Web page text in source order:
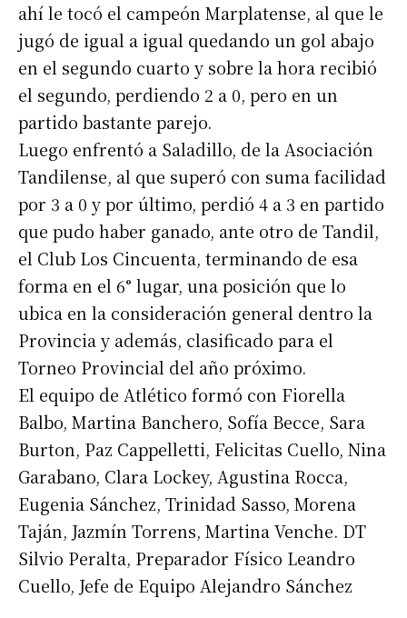
ahí le tocó el campeón Marplatense, al que le
jugó de igual a igual quedando un gol abajo
en el segundo cuarto y sobre la hora recibió
el segundo, perdiendo 2 a 0, pero en un
partido bastante parejo.
Luego enfrentó a Saladillo, de la Asociación
Tandilense, al que superó con suma facilidad
por 3 a 0 y por último, perdió 4 a 3 en partido
que pudo haber ganado, ante otro de Tandil,
el Club Los Cincuenta, terminando de esa
forma en el 6° lugar, una posición que lo
ubica en la consideración general dentro la
Provincia y además, clasificado para el
Torneo Provincial del año próximo.
El equipo de Atlético formó con Fiorella
Balbo, Martina Banchero, Sofía Becce, Sara
Burton, Paz Cappelletti, Felicitas Cuello, Nina
Garabano, Clara Lockey, Agustina Rocca,
Eugenia Sánchez, Trinidad Sasso, Morena
Taján, Jazmín Torrens, Martina Venche. DT
Silvio Peralta, Preparador Físico Leandro
Cuello, Jefe de Equipo Alejandro Sánchez